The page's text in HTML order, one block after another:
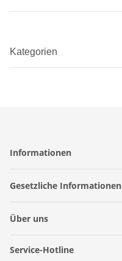
Kategorien
Informationen
Gesetzliche Informationen
Über uns
Service-Hotline